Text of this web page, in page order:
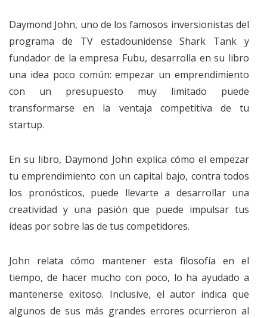
Daymond John, uno de los famosos inversionistas del
programa de TV estadounidense Shark Tank y
fundador de la empresa Fubu, desarrolla en su libro
una idea poco común: empezar un emprendimiento
con un presupuesto muy limitado puede
transformarse en la ventaja competitiva de tu
startup.
En su libro, Daymond John explica cómo el empezar
tu emprendimiento con un capital bajo, contra todos
los pronósticos, puede llevarte a desarrollar una
creatividad y una pasión que puede impulsar tus
ideas por sobre las de tus competidores.
John relata cómo mantener esta filosofía en el
tiempo, de hacer mucho con poco, lo ha ayudado a
mantenerse exitoso. Inclusive, el autor indica que
algunos de sus más grandes errores ocurrieron al